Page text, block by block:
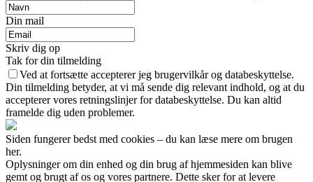
Din mail
Skriv dig op
Tak for din tilmelding
Ved at fortsætte accepterer jeg brugervilkår og databeskyttelse.
Din tilmelding betyder, at vi må sende dig relevant indhold, og at du
accepterer vores retningslinjer for databeskyttelse. Du kan altid
framelde dig uden problemer.
Siden fungerer bedst med cookies – du kan læse mere om brugen
her.
Oplysninger om din enhed og din brug af hjemmesiden kan blive
gemt og brugt af os og vores partnere. Dette sker for at levere